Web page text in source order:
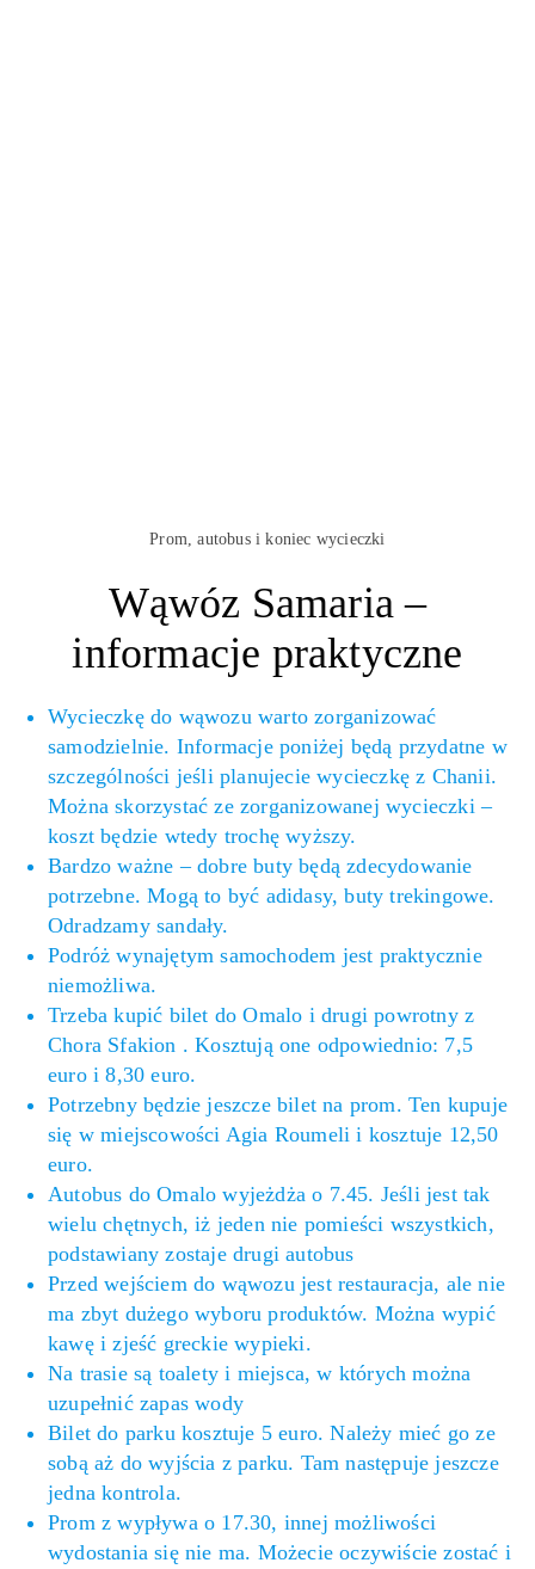
Prom, autobus i koniec wycieczki
Wąwóz Samaria –
informacje praktyczne
Wycieczkę do wąwozu warto zorganizować
samodzielnie. Informacje poniżej będą przydatne w
szczególności jeśli planujecie wycieczkę z Chanii.
Można skorzystać ze zorganizowanej wycieczki –
koszt będzie wtedy trochę wyższy.
Bardzo ważne – dobre buty będą zdecydowanie
potrzebne. Mogą to być adidasy, buty trekingowe.
Odradzamy sandały.
Podróż wynajętym samochodem jest praktycznie
niemożliwa.
Trzeba kupić bilet do Omalo i drugi powrotny z
Chora Sfakion . Kosztują one odpowiednio: 7,5
euro i 8,30 euro.
Potrzebny będzie jeszcze bilet na prom. Ten kupuje
się w miejscowości Agia Roumeli i kosztuje 12,50
euro.
Autobus do Omalo wyjeżdża o 7.45. Jeśli jest tak
wielu chętnych, iż jeden nie pomieści wszystkich,
podstawiany zostaje drugi autobus
Przed wejściem do wąwozu jest restauracja, ale nie
ma zbyt dużego wyboru produktów. Można wypić
kawę i zjeść greckie wypieki.
Na trasie są toalety i miejsca, w których można
uzupełnić zapas wody
Bilet do parku kosztuje 5 euro. Należy mieć go ze
sobą aż do wyjścia z parku. Tam następuje jeszcze
jedna kontrola.
Prom z wypływa o 17.30, innej możliwości
wydostania się nie ma. Możecie oczywiście zostać i